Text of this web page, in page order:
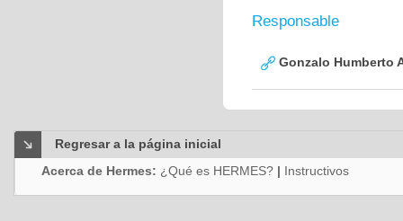
Responsable
Gonzalo Humberto
Regresar a la página inicial
Acerca de Hermes: ¿Qué es HERMES? | Instructivos